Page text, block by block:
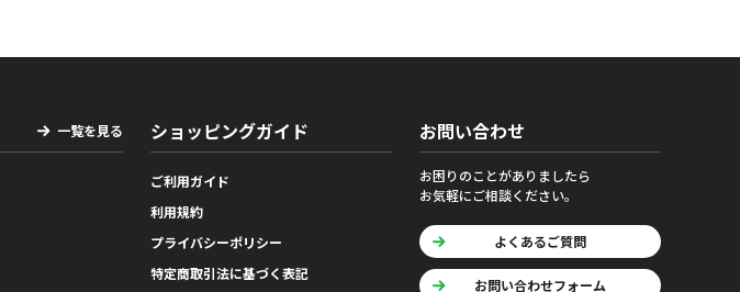
一覧を見る ショッピングガイド
ご利用ガイド
利用規約
プライバシーポリシー
特定商取引法に基づく表記
お問い合わせ
お困りのことがありましたら
お気軽にご相談ください。
よくあるご質問
お問い合わせフォーム